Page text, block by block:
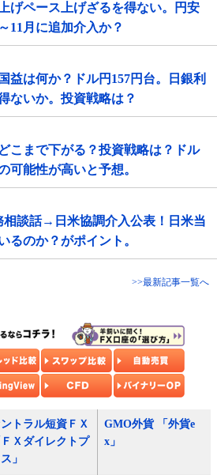
げペース上げざるを得ない。円安
11月に追加介入か？
益は何か？ドル円157円台。日銀利
ないか。投資戦略は？
こまで下がる？投資戦略は？ドル
可能性が高いと予想。
相談話→日米協調介入公表！日米当
るのか？がポイント。
>>最新記事一覧へ
トラル短資ＦＸ
ＦＸダイレクトプ
」
GMO外貨 「外貨e
x」